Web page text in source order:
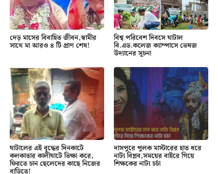
দেড় মাসের বিবাহিত জীবন,স্বামীর
সাথে মা আরও ৪ টি প্রাণ শেষ!
বিশ্ব পরিবেশ দিবসে ঘাটাল
বি.এড.কলেজ ক্যাম্পাসে ভেষজ
উদ্যানের সূচনা
ঘাটালের এই বৃদ্ধের দিনকাটে
কলকাতার কালীঘাটে ভিক্ষা করে,
ফিরতে চান ছেলেদের কাছে নিজের
বাড়িতে!
দাসপুরে পুলক মাস্টারের হাত ধরে
নাট্য বিপ্লব,সময়ের বাইরে গিয়ে
শিক্ষকের নাট্য চর্চা